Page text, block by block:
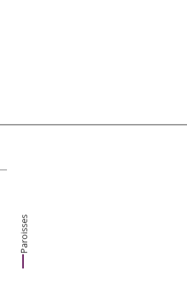
Paroisses